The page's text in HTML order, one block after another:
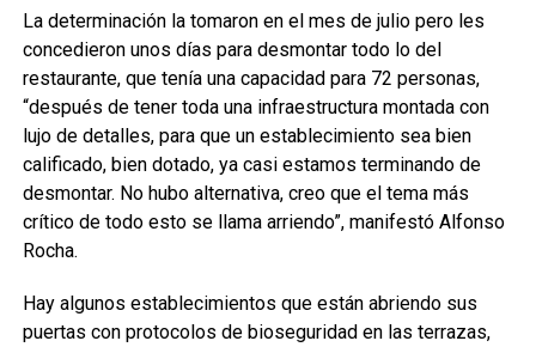
La determinación la tomaron en el mes de julio pero les
concedieron unos días para desmontar todo lo del
restaurante, que tenía una capacidad para 72 personas,
“después de tener toda una infraestructura montada con
lujo de detalles, para que un establecimiento sea bien
calificado, bien dotado, ya casi estamos terminando de
desmontar. No hubo alternativa, creo que el tema más
crítico de todo esto se llama arriendo”, manifestó Alfonso
Rocha.
Hay algunos establecimientos que están abriendo sus
puertas con protocolos de bioseguridad en las terrazas,